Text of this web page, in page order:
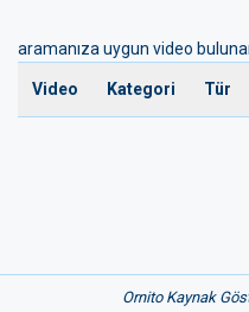
aramanıza uygun video
Video Kategori Tür
Ornito Kaynak